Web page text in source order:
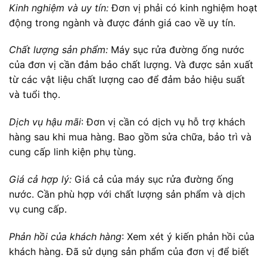
Kinh nghiệm và uy tín: Đơn vị phải có kinh nghiệm hoạt
động trong ngành và được đánh giá cao về uy tín.
Chất lượng sản phẩm: Máy sục rửa đường ống nước
của đơn vị cần đảm bảo chất lượng. Và được sản xuất
từ các vật liệu chất lượng cao để đảm bảo hiệu suất
và tuổi thọ.
Dịch vụ hậu mãi: Đơn vị cần có dịch vụ hỗ trợ khách
hàng sau khi mua hàng. Bao gồm sửa chữa, bảo trì và
cung cấp linh kiện phụ tùng.
Giá cả hợp lý: Giá cả của máy sục rửa đường ống
nước. Cần phù hợp với chất lượng sản phẩm và dịch
vụ cung cấp.
Phản hồi của khách hàng: Xem xét ý kiến ​​phản hồi của
khách hàng. Đã sử dụng sản phẩm của đơn vị để biết